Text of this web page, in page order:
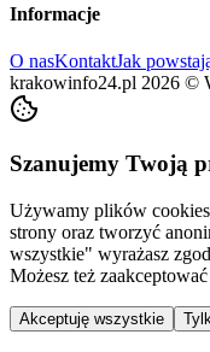
Informacje
O nasKontaktJak
krakowinfo24.pl 2026 ©
Szanujemy Twoją
Używamy plików
strony oraz tworzyć
wszystkie" wyrażasz
Możesz też
Akceptuję wszystkie